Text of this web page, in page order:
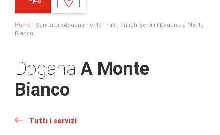
Home | Servizi di sdoganamento - Tutti i valichi serviti | Dogana a Monte
Bianco
Dogana A Monte
Bianco
Tutti i servizi